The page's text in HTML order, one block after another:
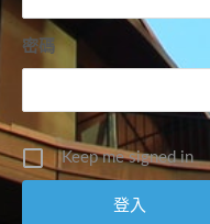
密碼
Keep me signed in